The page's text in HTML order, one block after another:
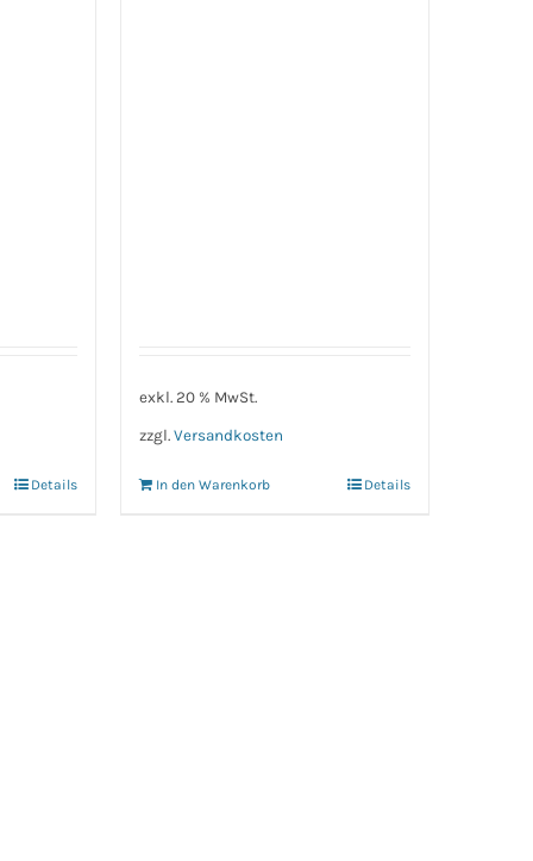
Details
exkl. 20 % MwSt.
zzgl. Versandkosten
In den Warenkorb Details